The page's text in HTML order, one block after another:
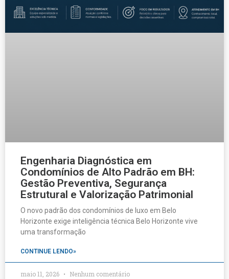
Engenharia Diagnóstica em
Condomínios de Alto Padrão em BH:
Gestão Preventiva, Segurança
Estrutural e Valorização Patrimonial
O novo padrão dos condomínios de luxo em Belo
Horizonte exige inteligência técnica Belo Horizonte vive
uma transformação
CONTINUE LENDO»
maio 11, 2026 Nenhum comentário